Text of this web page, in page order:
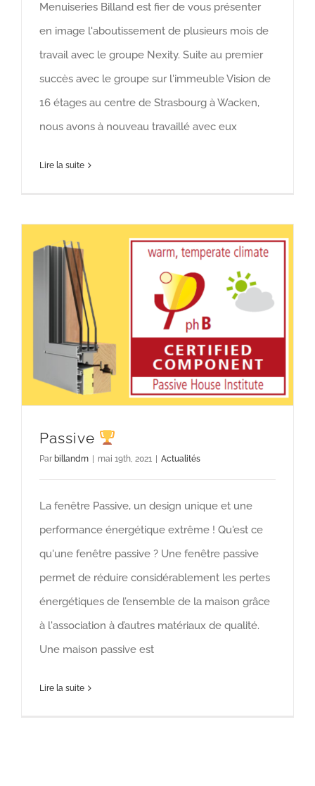
Menuiseries Billand est fier de vous présenter
en image l'aboutissement de plusieurs mois de
travail avec le groupe Nexity. Suite au premier
succès avec le groupe sur l'immeuble Vision de
16 étages au centre de Strasbourg à Wacken,
nous avons à nouveau travaillé avec eux
Lire la suite
Passive
Par billandm mai 19th, 2021 Actualités
La fenêtre Passive, un design unique et une
performance énergétique extrême ! Qu'est ce
qu'une fenêtre passive ? Une fenêtre passive
permet de réduire considérablement les pertes
énergétiques de l’ensemble de la maison grâce
à l'association à d’autres matériaux de qualité.
Une maison passive est
Lire la suite